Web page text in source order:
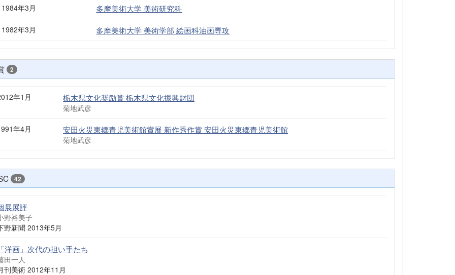
年3月 多摩美術大学 美術研究科
年3月 多摩美術大学 美術学部 絵画科油画専攻
2
年1月 栃木県文化奨励賞 栃木県文化振興財団
菊地武彦
年4月 安田火災東郷青児美術館賞展 新作秀作賞 安田火災東郷青児美術館
菊地武彦
42
展展評
野裕美子
野新聞 2013年5月
洋画」次代の担い手たち
田一人
刊美術 2012年11月